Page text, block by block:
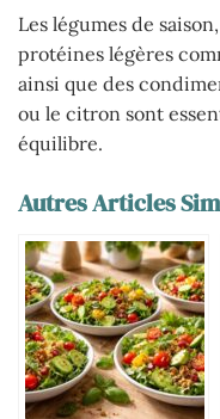
Les légumes de
protéines légères
ainsi que des
ou le citron sont
équilibre.
Autres Articles